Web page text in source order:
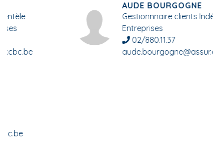
AUDE BOURGOGNE
Gestionnnaire clients Indépendants &
Entreprises
02/880.11.37
aude.bourgogne@assur.cbc.be